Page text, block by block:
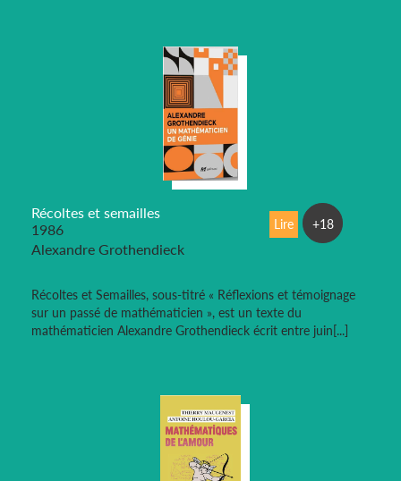
Récoltes et semailles
1986
Alexandre Grothendieck
Récoltes et Semailles, sous-titré « Réflexions et témoignage
sur un passé de mathématicien », est un texte du
mathématicien Alexandre Grothendieck écrit entre juin[...]
Lire +18